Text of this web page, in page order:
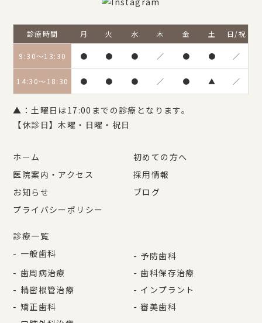
診療時間 月 火 水 木 金 土 日/祝
9:30〜13:30 ● ● ● ／ ● ● ／
14:30〜18:30 ● ● ● ／ ● ▲ ／
▲：土曜日は17:00までの診療となります。
【休診日】木曜・日曜・祝日
ホーム
初めての方へ
医院案内・アクセス
採用情報
お知らせ
ブログ
プライバシーポリシー
診療一覧
一般歯科
予防歯科
歯周病治療
歯科保存治療
精密根管治療
インプラント
矯正歯科
審美歯科